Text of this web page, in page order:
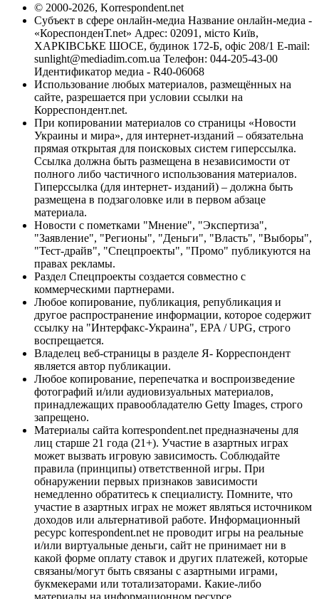
© 2000-2026, Korrespondent.net
Субъект в сфере онлайн-медиа Название онлайн-медиа -
«КореспонденТ.net» Адрес: 02091, місто Київ,
ХАРКІВСЬКЕ ШОСЕ, будинок 172-Б, офіс 208/1 E-mail:
sunlight@mediadim.com.ua Телефон: 044-205-43-00
Идентификатор медиа - R40-06068
Использование любых материалов, размещённых на
сайте, разрешается при условии ссылки на
Корреспондент.net.
При копировании материалов со страницы «Новости
Украины и мира», для интернет-изданий – обязательна
прямая открытая для поисковых систем гиперссылка.
Ссылка должна быть размещена в независимости от
полного либо частичного использования материалов.
Гиперссылка (для интернет- изданий) – должна быть
размещена в подзаголовке или в первом абзаце
материала.
Новости с пометками "Мнение", "Экспертиза",
"Заявление", "Регионы", "Деньги", "Власть", "Выборы",
"Тест-драйв", "Спецпроекты", "Промо" публикуются на
правах рекламы.
Раздел Спецпроекты создается совместно с
коммерческими партнерами.
Любое копирование, публикация, републикация и
другое распространение информации, которое содержит
ссылку на "Интерфакс-Украина", EPA / UPG, строго
воспрещается.
Владелец веб-страницы в разделе Я- Корреспондент
является автор публикации.
Любое копирование, перепечатка и воспроизведение
фотографий и/или аудиовизуальных материалов,
принадлежащих правообладателю Getty Images, строго
запрещено.
Материалы сайта korrespondent.net предназначены для
лиц старше 21 года (21+). Участие в азартных играх
может вызвать игровую зависимость. Соблюдайте
правила (принципы) ответственной игры. При
обнаружении первых признаков зависимости
немедленно обратитесь к специалисту. Помните, что
участие в азартных играх не может являться источником
доходов или альтернативой работе. Информационный
ресурс korrespondent.net не проводит игры на реальные
и/или виртуальные деньги, сайт не принимает ни в
какой форме оплату ставок и других платежей, которые
связаны/могут быть связаны с азартными играми,
букмекерами или тотализаторами. Какие-либо
материалы на информационном ресурсе